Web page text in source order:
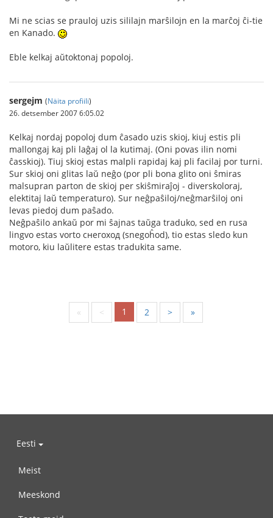
Mi ne scias se prauloj uzis sililajn marŝilojn en la marĉoj ĉi-tie
en Kanado.
Eble kelkaj aŭtoktonaj popoloj.
sergejm (Näita profiili)
26. detsember 2007 6:05.02
Kelkaj nordaj popoloj dum ĉasado uzis skioj, kiuj estis pli
mallongaj kaj pli laĝaj ol la kutimaj. (Oni povas ilin nomi
ĉasskioj). Tiuj skioj estas malpli rapidaj kaj pli facilaj por turni.
Sur skioj oni glitas laŭ neĝo (por pli bona glito oni ŝmiras
malsupran parton de skioj per skiŝmiraĵoj - diverskoloraj,
elektitaj laŭ temperaturo). Sur neĝpaŝiloj/neĝmarŝiloj oni
levas piedoj dum paŝado.
Neĝpaŝilo ankaŭ por mi ŝajnas taŭga traduko, sed en rusa
lingvo estas vorto снегоход (snegoĥod), tio estas sledo kun
motoro, kiu laŭlitere estas tradukita same.
« < 1 2 > »
Eesti
Meist
Meeskond